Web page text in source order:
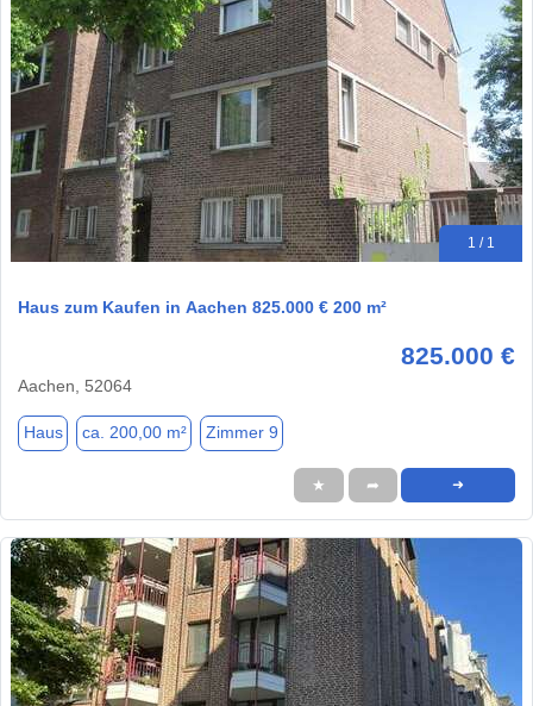
1 / 1
Haus zum Kaufen in Aachen 825.000 € 200 m²
825.000 €
Aachen, 52064
Haus ca. 200,00 m² Zimmer 9
★ ➦ ➜